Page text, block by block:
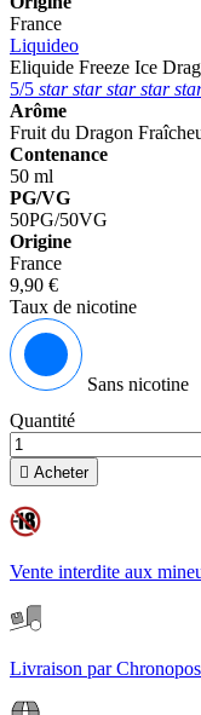
France
Liquideo
Eliquide Freeze Ice
5/5 starstarstarstar
Arôme
Fruit du Dragon
Contenance
50 ml
PG/VG
50PG/50VG
Origine
France
9,90 €
Taux de nicotine
Sans nicotine
Quantité
 Acheter
Vente interdite aux
Livraison par